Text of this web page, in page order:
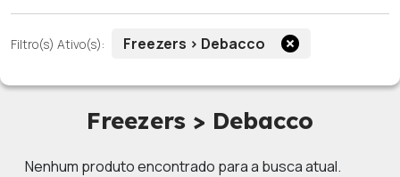
Filtro(s) Ativo(s): Freezers > Debacco
Freezers > Debacco
Nenhum produto encontrado para a busca atual.